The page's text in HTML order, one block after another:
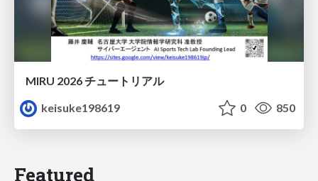
MIRU 2026 チュートリアル
keisuke198619
0 850
Featured